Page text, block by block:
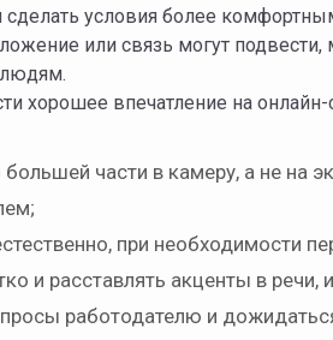
сделать условия более
или связь могут
хорошее впечатление на
большей части в камеру, а не на
при необходимости
и расставлять акценты в речи,
работодателю и